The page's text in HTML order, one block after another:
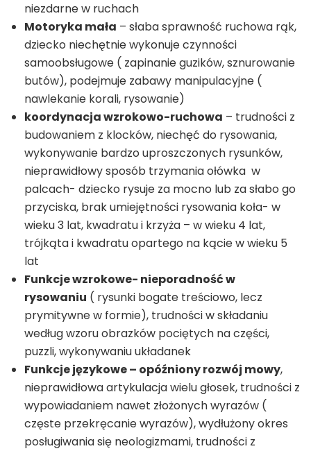
niezdarne w ruchach
Motoryka mała – słaba sprawność ruchowa rąk,
dziecko niechętnie wykonuje czynności
samoobsługowe ( zapinanie guzików, sznurowanie
butów), podejmuje zabawy manipulacyjne (
nawlekanie korali, rysowanie)
koordynacja wzrokowo-ruchowa – trudności z
budowaniem z klocków, niechęć do rysowania,
wykonywanie bardzo uproszczonych rysunków,
nieprawidłowy sposób trzymania ołówka w
palcach- dziecko rysuje za mocno lub za słabo go
przyciska, brak umiejętności rysowania koła- w
wieku 3 lat, kwadratu i krzyża – w wieku 4 lat,
trójkąta i kwadratu opartego na kącie w wieku 5
lat
Funkcje wzrokowe- nieporadność w
rysowaniu ( rysunki bogate treściowo, lecz
prymitywne w formie), trudności w składaniu
według wzoru obrazków pociętych na części,
puzzli, wykonywaniu układanek
Funkcje językowe – opóźniony rozwój mowy,
nieprawidłowa artykulacja wielu głosek, trudności z
wypowiadaniem nawet złożonych wyrazów (
częste przekręcanie wyrazów), wydłużony okres
posługiwania się neologizmami, trudności z